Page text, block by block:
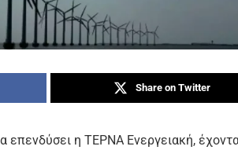
Share on Twitter
επενδύσει η ΤΕΡΝΑ Ενεργειακή,